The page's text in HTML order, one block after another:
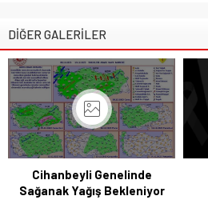
DİĞER GALERİLER
Cihanbeyli Genelinde
Sağanak Yağış Bekleniyor